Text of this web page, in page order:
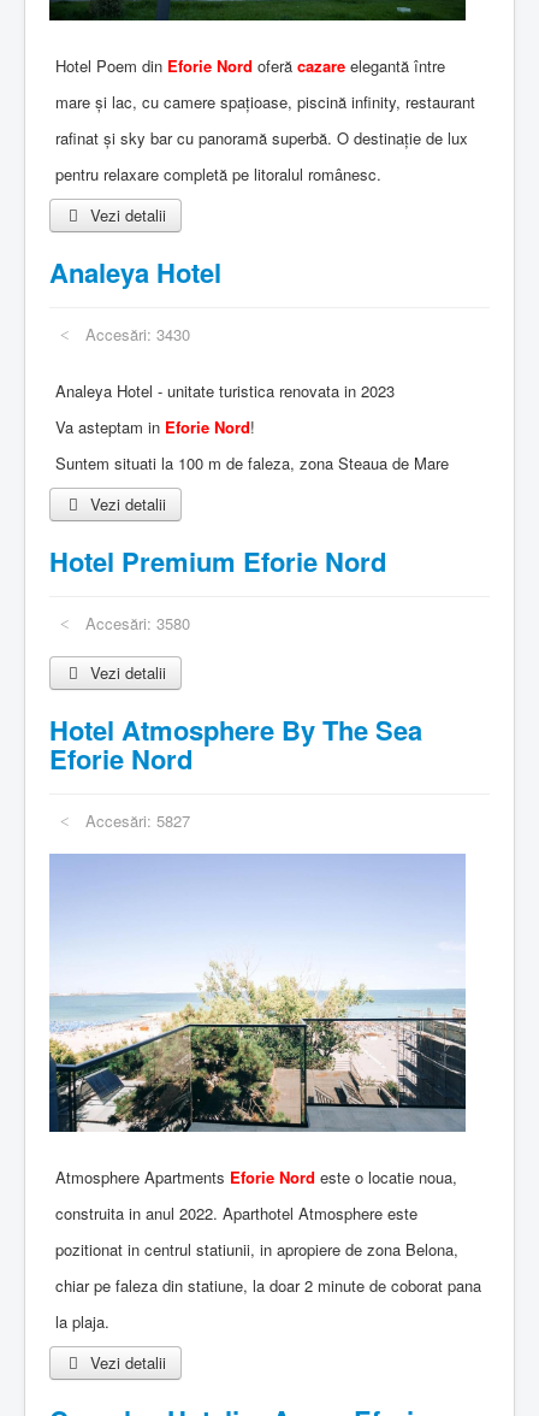
Hotel Poem din Eforie Nord oferă cazare elegantă între
mare și lac, cu camere spațioase, piscină infinity, restaurant
rafinat și sky bar cu panoramă superbă. O destinație de lux
pentru relaxare completă pe litoralul românesc.
Vezi detalii
Analeya Hotel
Accesări: 3430
Analeya Hotel - unitate turistica renovata in 2023
Va asteptam in Eforie Nord!
Suntem situati la 100 m de faleza, zona Steaua de Mare
Vezi detalii
Hotel Premium Eforie Nord
Accesări: 3580
Vezi detalii
Hotel Atmosphere By The Sea
Eforie Nord
Accesări: 5827
Atmosphere Apartments Eforie Nord este o locatie noua,
construita in anul 2022. Aparthotel Atmosphere este
pozitionat in centrul statiunii, in apropiere de zona Belona,
chiar pe faleza din statiune, la doar 2 minute de coborat pana
la plaja.
Vezi detalii